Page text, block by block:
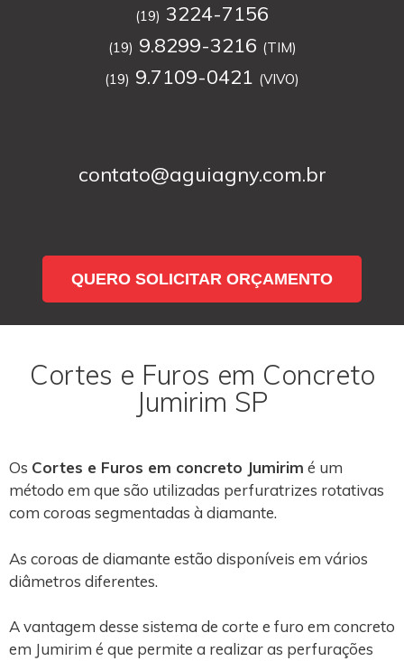
(19) 3224-7156
(19) 9.8299-3216 (TIM)
(19) 9.7109-0421 (VIVO)
contato@aguiagny.com.br
QUERO SOLICITAR ORÇAMENTO
Cortes e Furos em Concreto
Jumirim SP
Os Cortes e Furos em concreto Jumirim é um
método em que são utilizadas perfuratrizes rotativas
com coroas segmentadas à diamante.
As coroas de diamante estão disponíveis em vários
diâmetros diferentes.
A vantagem desse sistema de corte e furo em concreto
em Jumirim é que permite a realizar as perfurações